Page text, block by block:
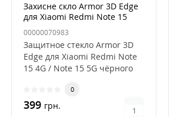
Захисне скло Armor 3D Edge
для Xiaomi Redmi Note 15
4G/Note15 5G Чёрный
00000070983
Защитное стекло Armor 3D
Edge для Xiaomi Redmi Note
15 4G / Note 15 5G чёрного
0
399 грн.